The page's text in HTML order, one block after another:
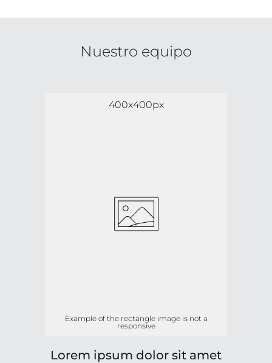
Nuestro equipo
400x400px
Example of the rectangle image is not a
responsive
Lorem ipsum dolor sit amet